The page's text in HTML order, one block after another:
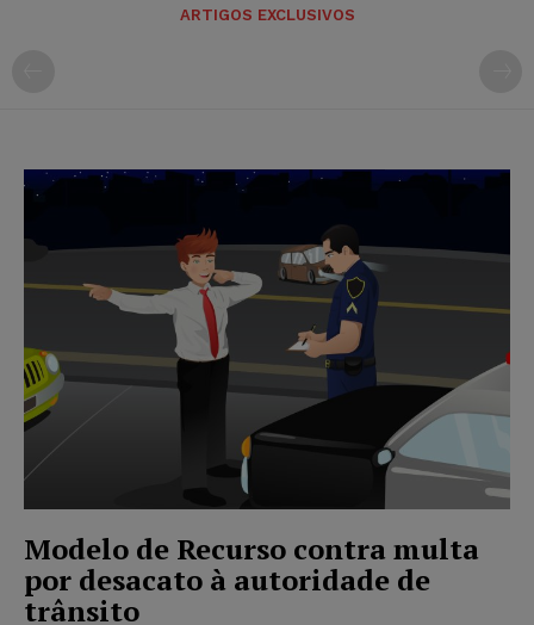
ARTIGOS EXCLUSIVOS
Modelo de Recurso contra multa
por desacato à autoridade de
trânsito